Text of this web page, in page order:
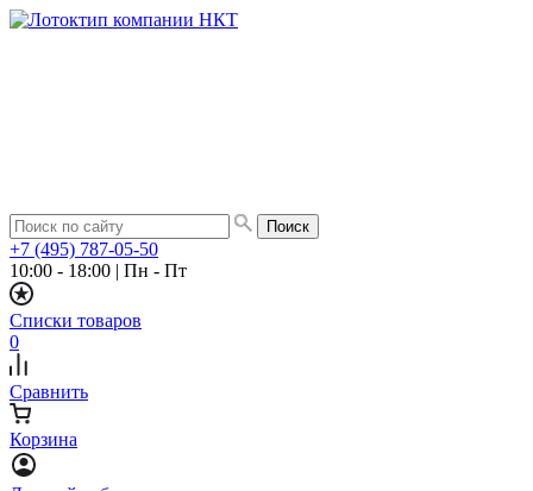
+7 (495) 787-05-50
10:00 - 18:00 | Пн - Пт
Списки товаров
0
Сравнить
Корзина